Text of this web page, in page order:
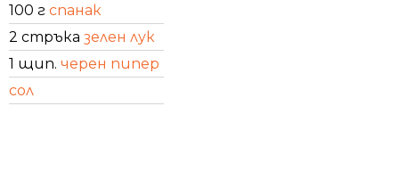
100 г спанак
2 стръка зелен лук
1 щип. черен пипер
сол